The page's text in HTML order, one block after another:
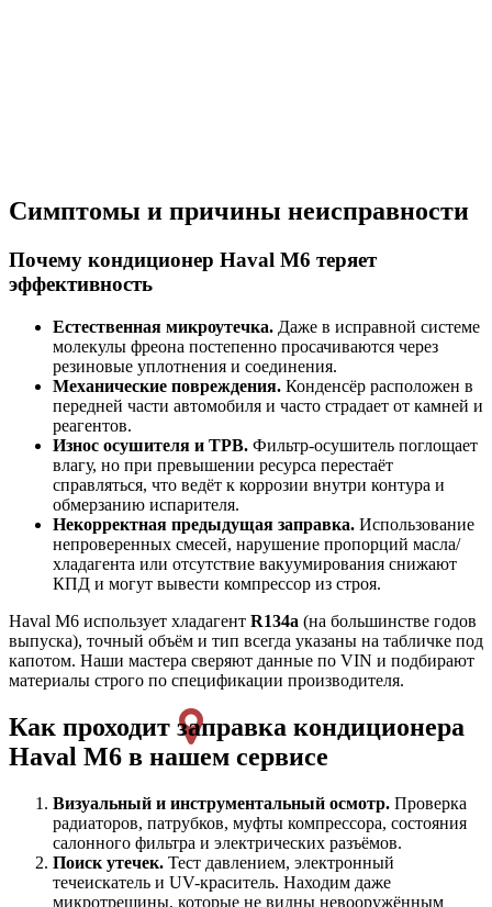
Симптомы и причины неисправности
Почему кондиционер Haval M6 теряет
эффективность
Естественная микроутечка. Даже в исправной системе
молекулы фреона постепенно просачиваются через
резиновые уплотнения и соединения.
Механические повреждения. Конденсёр расположен в
передней части автомобиля и часто страдает от камней и
реагентов.
Износ осушителя и ТРВ. Фильтр-осушитель поглощает
влагу, но при превышении ресурса перестаёт
справляться, что ведёт к коррозии внутри контура и
обмерзанию испарителя.
Некорректная предыдущая заправка. Использование
непроверенных смесей, нарушение пропорций масла/
хладагента или отсутствие вакуумирования снижают
КПД и могут вывести компрессор из строя.
Haval M6 использует хладагент R134a (на большинстве годов
выпуска), точный объём и тип всегда указаны на табличке под
капотом. Наши мастера сверяют данные по VIN и подбирают
материалы строго по спецификации производителя.
Как проходит заправка кондиционера
Haval M6 в нашем сервисе
Визуальный и инструментальный осмотр. Проверка
радиаторов, патрубков, муфты компрессора, состояния
салонного фильтра и электрических разъёмов.
Поиск утечек. Тест давлением, электронный
течеискатель и UV-краситель. Находим даже
микротрещины, которые не видны невооружённым